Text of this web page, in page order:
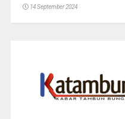
14 September 2024